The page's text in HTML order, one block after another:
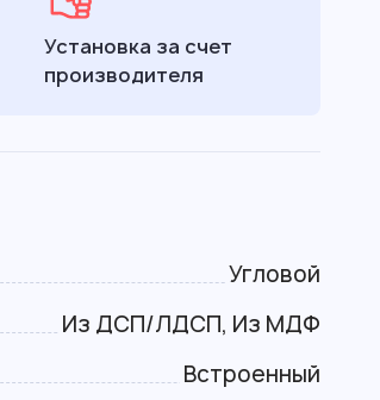
Установка за счет
производителя
Угловой
Из ДСП/ЛДСП, Из МДФ
Встроенный